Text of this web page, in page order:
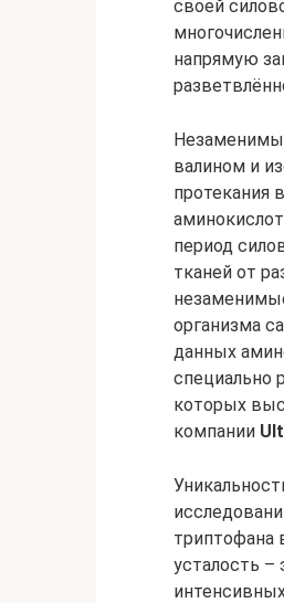
своей
напрямую
валином и
протекания
период
тканей от
организма
данных
специально
которых
компании
триптофана
усталость –